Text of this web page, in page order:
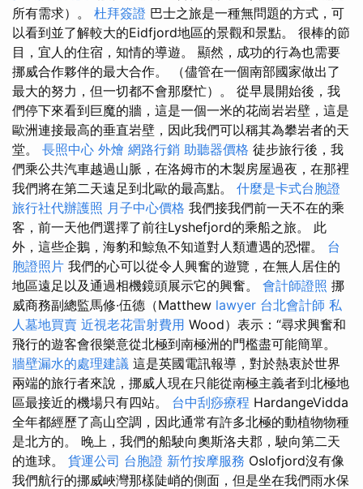
所有需求）。 杜拜簽證 巴士之旅是一種無問題的方式，可
以看到並了解較大的Eidfjord地區的景觀和景點。 很棒的節
目，宜人的住宿，知情的導遊。 顯然，成功的行為也需要
挪威合作夥伴的最大合作。 （儘管在一個南部國家做出了
最大的努力，但一切都不會那麼忙）。 從早晨開始後，我
們停下來看到巨魔的牆，這是一個一米的花崗岩岩壁，這是
歐洲連接最高的垂直岩壁，因此我們可以稱其為攀岩者的天
堂。 長照中心 外燴 網路行銷 助聽器價格 徒步旅行後，我
們乘公共汽車越過山脈，在洛姆市的木製房屋過夜，在那裡
我們將在第二天遠足到北歐的最高點。 什麼是卡式台胞證
旅行社代辦護照 月子中心價格 我們接我們前一天不在的乘
客，前一天他們選擇了前往Lyshefjord的乘船之旅。 此
外，這些企鵝，海豹和鯨魚不知道對人類遭遇的恐懼。 台
胞證照片 我們的心可以從令人興奮的遊覽，在無人居住的
地區遠足以及通過相機鏡頭展示它的興奮。 會計師證照 挪
威商務副總監馬修·伍德（Matthew lawyer 台北會計師 私
人墓地買賣 近視老花雷射費用 Wood）表示：“尋求興奮和
飛行的遊客會很樂意從北極到南極洲的門檻盡可能簡單。
牆壁漏水的處理建議 這是英國電訊報導，對於熱衷於世界
兩端的旅行者來說，挪威人現在只能從南極主義者到北極地
區最接近的機場只有四站。 台中刮痧療程 HardangeVidda
全年都經歷了高山空調，因此通常有許多北極的動植物物種
是北方的。 晚上，我們的船駛向奧斯洛夫郡，駛向第二天
的進球。 貨運公司 台胞證 新竹按摩服務 Oslofjord沒有像
我們航行的挪威峽灣那樣陡峭的側面，但是坐在我們雨水保